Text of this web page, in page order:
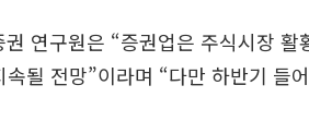
연구원은 “증권업은 주식시장
될 전망”이라며 “다만 하반기 들